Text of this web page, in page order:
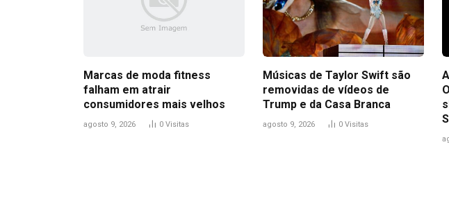
Marcas de moda fitness
falham em atrair
consumidores mais velhos
agosto 9, 2026 0 Visitas
Músicas de Taylor Swift são
removidas de vídeos de
Trump e da Casa Branca
agosto 9, 2026 0 Visitas